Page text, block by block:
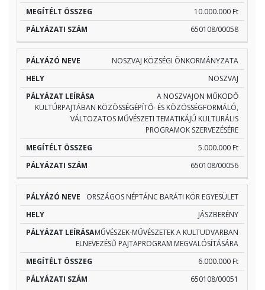
10.000.000 Ft
650108/00058
NOSZVAJ KÖZSÉGI ÖNKORMÁNYZATA
NOSZVAJ
A NOSZVAJON MŰKÖDŐ
KULTÚRPAJTÁBAN KÖZÖSSÉGÉPÍTŐ- ÉS KÖZÖSSÉGFORMÁLÓ,
VÁLTOZATOS MŰVÉSZETI TEMATIKÁJÚ KULTURÁLIS
PROGRAMOK SZERVEZÉSÉRE
5.000.000 Ft
650108/00056
ORSZÁGOS NÉPTÁNC BARÁTI KÖR EGYESÜLET
JÁSZBERÉNY
MŰVÉSZEK-MŰVÉSZETEK A KULTUDVARBAN
ELNEVEZÉSŰ PAJTAPROGRAM MEGVALÓSÍTÁSÁRA
6.000.000 Ft
650108/00051